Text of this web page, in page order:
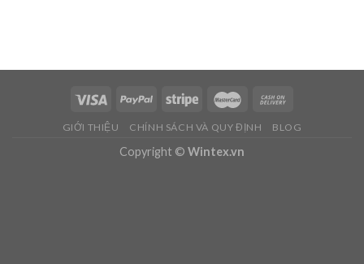
GIỚI THIỆU CHÍNH SÁCH VÀ QUY ĐỊNH BLOG
Copyright © Wintex.vn